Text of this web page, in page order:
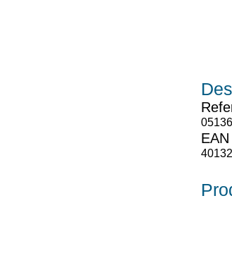
EAN